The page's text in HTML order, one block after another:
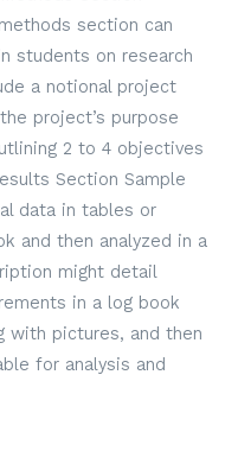
section can
students on research
a notional project
project’s purpose
2 to 4 objectives
Section Sample
data in tables or
and then analyzed in a
might detail
in a log book
with pictures, and then
for analysis and